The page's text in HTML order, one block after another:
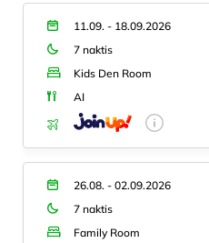
11.09. - 18.09.2026
7 naktis
Kids Den Room
AI
26.08. - 02.09.2026
7 naktis
Family Room